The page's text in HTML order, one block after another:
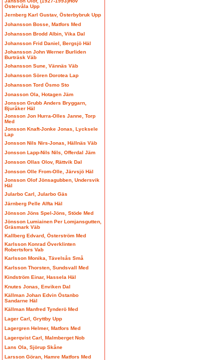
Östervåla Upp
Jernberg Karl Gustav, Österbybruk Upp
Johansson Bosse, Matfors Med
Johansson Brodd Albin, Vika Dal
Johansson Frid Daniel, Bergsjö Häl
Johansson John Werner Burliden
Burträsk Väb
Johansson Sune, Vännäs Väb
Johansson Sören Dorotea Lap
Johansson Tord Ösmo Sto
Jonasson Ola, Hotagen Jäm
Jonsson Grubb Anders Bryggarn,
Bjuråker Häl
Jonsson Jon Hurra-Olles Janne, Torp
Med
Jonsson Knaft-Jonke Jonas, Lycksele
Lap
Jonsson Nils Nirs-Jonas, Hällnäs Väb
Jonsson Lapp-Nils Nils, Offerdal Jäm
Jonsson Ollas Olov, Rättvik Dal
Jonsson Olle From-Olle, Järvsjö Häl
Jonsson Olof Jönsagubben, Undersvik
Häl
Jularbo Carl, Jularbo Gäs
Järnberg Pelle Alfta Häl
Jönsson Jöns Spel-Jöns, Stöde Med
Jönsson Lumiainen Per Lomjansgutten,
Gräsmark Väb
Kallberg Edvard, Österström Med
Karlsson Konrad Överklinten
Robertsfors Vab
Karlsson Monika, Tävelsås Små
Karlsson Thorsten, Sundsvall Med
Kindström Einar, Hassela Häl
Knutes Jonas, Enviken Dal
Källman Johan Edvin Östanbo
Sandarne Häl
Källman Manfred Tynderö Med
Lager Carl, Gryttby Upp
Lagergren Helmer, Matfors Med
Lagerqvist Carl, Malmberget Nob
Lans Ola, Sjörup Skåne
Larsson Göran, Hamre Matfors Med